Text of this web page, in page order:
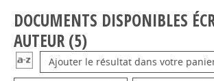
DOCUMENTS DISPONIBLES
AUTEUR (5)
Ajouter le résultat dans votre